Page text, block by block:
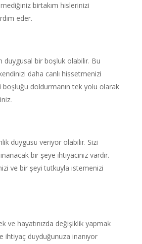
birtakım hislerinizi
eder.
duygusal bir boşluk olabilir. Bu
daha canlı hissetmenizi
boşluğu doldurmanın tek yolu olarak
duygusu veriyor olabilir. Sizi
bir şeye ihtiyacınız vardır.
ve bir şeyi tutkuyla istemenizi
ve hayatınızda değişiklik yapmak
ihtiyaç duyduğunuza inanıyor